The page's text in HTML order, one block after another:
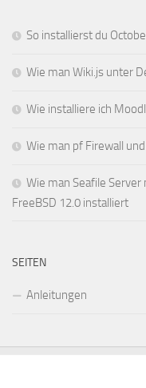
So installierst du
Wie man Wiki.js unter
Wie installiere ich
Wie man pf Firewall
Wie man Seafile
FreeBSD 12.0 installiert
SEITEN
Anleitungen